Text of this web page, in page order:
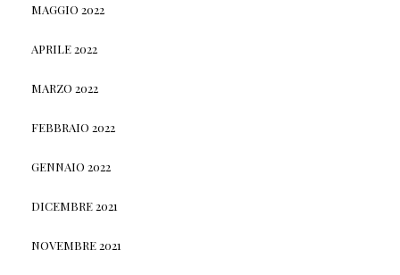
MAGGIO 2022
APRILE 2022
MARZO 2022
FEBBRAIO 2022
GENNAIO 2022
DICEMBRE 2021
NOVEMBRE 2021